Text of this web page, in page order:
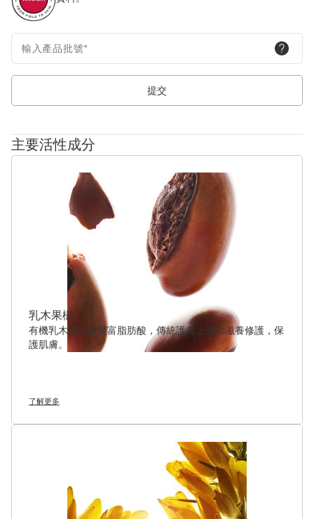
輸入產品批號*
提交
主要活性成分
乳木果樹
有機乳木果油含豐富脂肪酸，傳統護膚上有助滋養修護，保
護肌膚。
了解更多